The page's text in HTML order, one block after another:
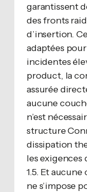
garantissent
des fronts
d’insertion.
adaptées
incidentes
product, la
assurée
aucune
n’est
structure
dissipation
les exigences
1.5. Et
ne s’impose